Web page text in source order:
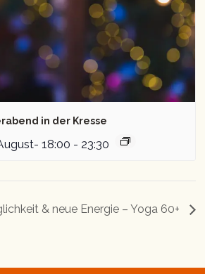
in der Kresse
18:00 - 23:30
& neue Energie – Yoga 60+